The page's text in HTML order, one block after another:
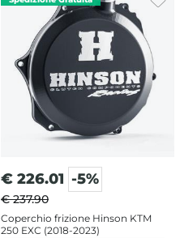
€ 226.01 -5%
€ 237.90
Coperchio frizione Hinson KTM
250 EXC (2018-2023)